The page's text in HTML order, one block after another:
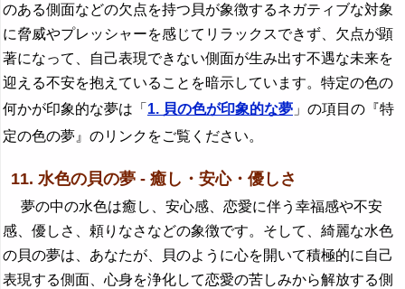
のある側面などの欠点を持つ貝が象徴するネガティブな対象
に脅威やプレッシャーを感じてリラックスできず、欠点が顕
著になって、自己表現できない側面が生み出す不遇な未来を
迎える不安を抱えていることを暗示しています。特定の色の
何かが印象的な夢は「 1. 貝の色が印象的な夢 」の項目の『特
定の色の夢』のリンクをご覧ください。
11. 水色の貝の夢 - 癒し・安心・優しさ
夢の中の水色は癒し、安心感、恋愛に伴う幸福感や不安
感、優しさ、頼りなさなどの象徴です。そして、綺麗な水色
の貝の夢は、あなたが、貝のように心を開いて積極的に自己
表現する側面、心身を浄化して恋愛の苦しみから解放する側